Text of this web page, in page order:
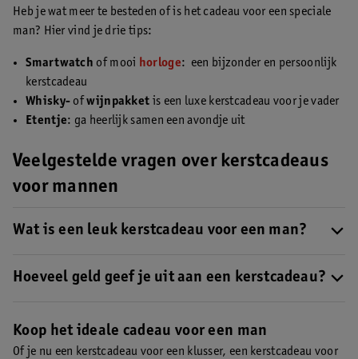
Heb je wat meer te besteden of is het cadeau voor een speciale
man? Hier vind je drie tips:
Smartwatch of mooi horloge: een bijzonder en persoonlijk
kerstcadeau
Whisky- ofwijnpakket is een luxe kerstcadeau voor je vader
Etentje: ga heerlijk samen een avondje uit
Veelgestelde vragen over kerstcadeaus
voor mannen
Wat is een leuk kerstcadeau voor een man?
ideeën voor je kerstcadeau voor een man.
Hoeveel geld geef je uit aan een kerstcadeau?
Het gaat erom dat je aandacht besteedt en moeite doet voor
diegene.
Ontdek onze cadeautips per budget
Koop het ideale cadeau voor een man
Of je nu een kerstcadeau voor een klusser, een kerstcadeau voor